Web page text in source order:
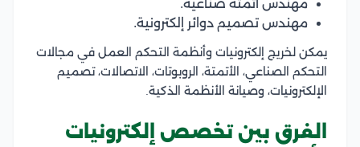
مهندس أتمتة صناعية.
مهندس تصميم دوائر إلكترونية.
يمكن لخريج إلكترونيات وأنظمة التحكم العمل في مجالات
التحكم الصناعي، الأتمتة، الروبوتات، الاتصالات، تصميم
الإلكترونيات، وصيانة الأنظمة الذكية.
الفرق بين تخصص إلكترونيات